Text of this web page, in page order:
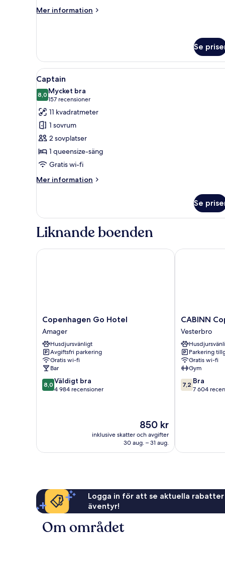
Mer information
Mer
fyra
Se
Öppna
alla
foton
för
Captain
Ett modernt sovrum med en
7
Captain
8,08,0 av 10
Mycket bra
157 recensioner
(157 recensioner)
11 kvadratmeter
1 sovrum
2 sovplatser
1 queensize-säng
Gratis wi-fi
Mer information
Mer
Se
Liknande boenden
Copenhagen
Go
Hotel
Amager
Copenhagen Go Hotel
Amager
Husdjursvänligt
Avgiftsfri parkering
Gratis wi-fi
Bar
8.0
av
8,0 Väldigt bra
4 984 recensioner
Priset
är
850 kr
850 kr
inklusive skatter och avgifter
30 aug. – 31 aug.
Copenhagen Go Hotel
CABINN
Copenhagen
Vesterbro
CABINN
Vesterbro
Parkering
Gratis wi-fi
Gym
7.2
av
7,2 Bra
7 604
CABINN
Logga in för att se aktuella
äventyr!
Om området